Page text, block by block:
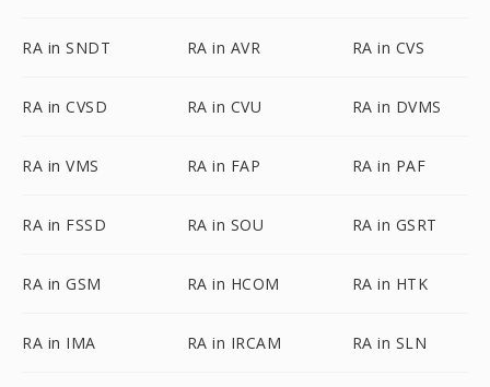
RA in SNDT RA in AVR RA in CVS
RA in CVSD RA in CVU RA in DVMS
RA in VMS RA in FAP RA in PAF
RA in FSSD RA in SOU RA in GSRT
RA in GSM RA in HCOM RA in HTK
RA in IMA RA in IRCAM RA in SLN